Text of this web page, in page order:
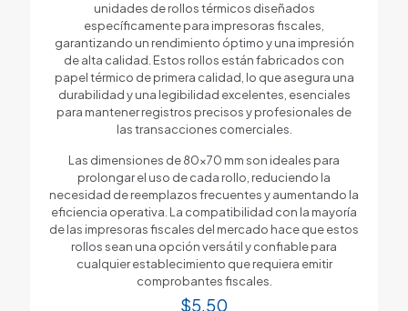
unidades de rollos térmicos diseñados
específicamente para impresoras fiscales,
garantizando un rendimiento óptimo y una impresión
de alta calidad. Estos rollos están fabricados con
papel térmico de primera calidad, lo que asegura una
durabilidad y una legibilidad excelentes, esenciales
para mantener registros precisos y profesionales de
las transacciones comerciales.
Las dimensiones de 80×70 mm son ideales para
prolongar el uso de cada rollo, reduciendo la
necesidad de reemplazos frecuentes y aumentando la
eficiencia operativa. La compatibilidad con la mayoría
de las impresoras fiscales del mercado hace que estos
rollos sean una opción versátil y confiable para
cualquier establecimiento que requiera emitir
comprobantes fiscales.
$5.50